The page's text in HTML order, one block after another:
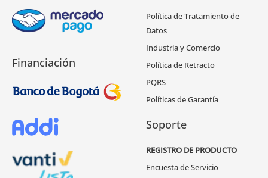
Financiación
Política de Tratamiento de
Datos
Industria y Comercio
Política de Retracto
PQRS
Políticas de Garantía
Soporte
REGISTRO DE PRODUCTO
Encuesta de Servicio